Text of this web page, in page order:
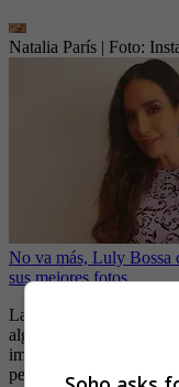
Natalia París | Foto:
No va más, Luly Bossa
sus mejores fotos
La modelo aprovecha la
algunos momentos de
imágenes con las que
pensamientos.